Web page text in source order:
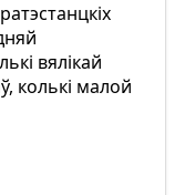
вялікай
колькі малой